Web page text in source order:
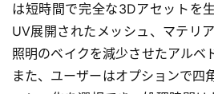
は短時間で完全な3Dアセットを
UV展開されたメッシュ、マテリ
照明のベイクを減少させたアルベ
また、ユーザーはオプションで四